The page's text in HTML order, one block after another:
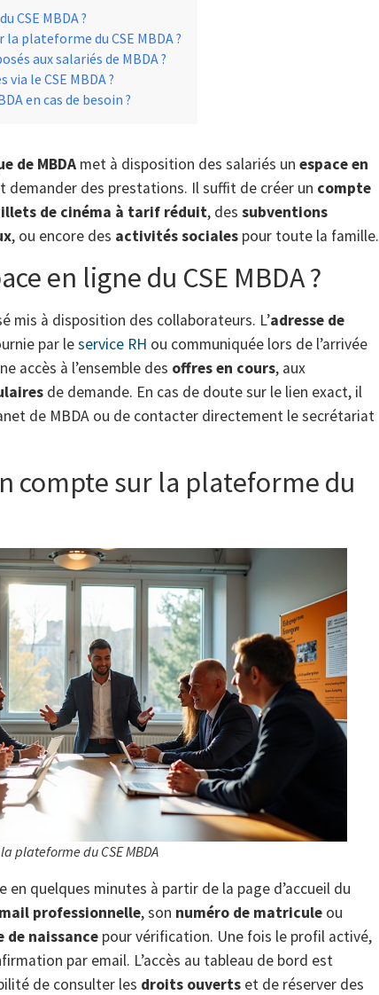
CSE MBDA ?
plateforme du CSE MBDA ?
aux salariés de MBDA ?
le CSE MBDA ?
en cas de besoin ?
de MBDA met à disposition des salariés un espace en
demander des prestations. Il suffit de créer un compte
de cinéma à tarif réduit, des subventions
, ou encore des activités sociales pour toute la famille.
en ligne du CSE MBDA ?
mis à disposition des collaborateurs. L’adresse de
par leservice RH ou communiquée lors de l’arrivée
accès à l’ensemble des offres en cours, aux
de demande. En cas de doute sur le lien exact, il
de MBDA ou de contacter directement le secrétariat
compte sur la plateforme du
plateforme du CSE MBDA
en quelques minutes à partir de la page d’accueil du
professionnelle, son numéro de matricule ou
de naissance pour vérification. Une fois le profil activé,
par email. L’accès au tableau de bord est
de consulter les droits ouverts et de réserver des